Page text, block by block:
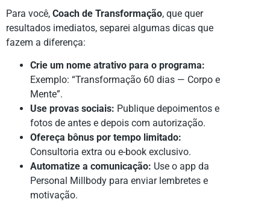
Para você, Coach de Transformação, que quer
resultados imediatos, separei algumas dicas que
fazem a diferença:
Crie um nome atrativo para o programa:
Exemplo: “Transformação 60 dias — Corpo e
Mente”.
Use provas sociais: Publique depoimentos e
fotos de antes e depois com autorização.
Ofereça bônus por tempo limitado:
Consultoria extra ou e-book exclusivo.
Automatize a comunicação: Use o app da
Personal Millbody para enviar lembretes e
motivação.